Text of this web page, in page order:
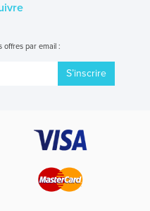
offres par email :
S’inscrire